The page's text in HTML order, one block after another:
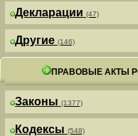
Декларации (47)
Другие (146)
ПРАВОВЫЕ АКТЫ
Законы (1377)
Кодексы (548)